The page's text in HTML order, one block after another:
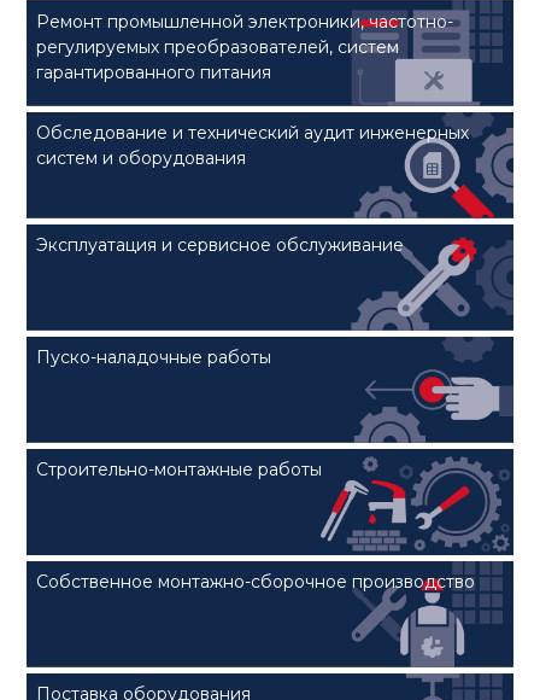
Ремонт промышленной электроники, частотно-
регулируемых преобразователей, систем
гарантированного питания
Обследование и технический аудит инженерных
систем и оборудования
Эксплуатация и сервисное обслуживание
Пуско-наладочные работы
Строительно-монтажные работы
Собственное монтажно-сборочное производство
Поставка оборудования